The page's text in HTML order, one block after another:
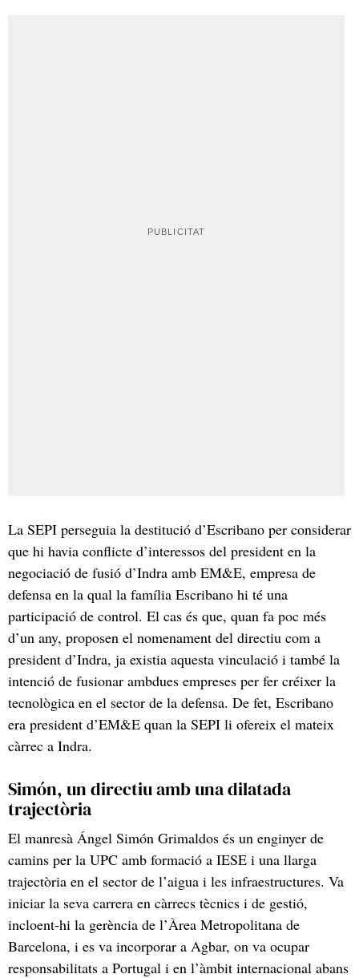
La SEPI perseguia la destitució d’Escribano per considerar
que hi havia conflicte d’interessos del president en la
negociació de fusió d’Indra amb EM&E, empresa de
defensa en la qual la família Escribano hi té una
participació de control. El cas és que, quan fa poc més
d’un any, proposen el nomenament del directiu com a
president d’Indra, ja existia aquesta vinculació i també la
intenció de fusionar ambdues empreses per fer créixer la
tecnològica en el sector de la defensa. De fet, Escribano
era president d’EM&E quan la SEPI li ofereix el mateix
càrrec a Indra.
Simón, un directiu amb una dilatada
trajectòria
El manresà Ángel Simón Grimaldos és un enginyer de
camins per la UPC amb formació a IESE i una llarga
trajectòria en el sector de l’aigua i les infraestructures. Va
iniciar la seva carrera en càrrecs tècnics i de gestió,
incloent-hi la gerència de l’Àrea Metropolitana de
Barcelona, i es va incorporar a Agbar, on va ocupar
responsabilitats a Portugal i en l’àmbit internacional abans